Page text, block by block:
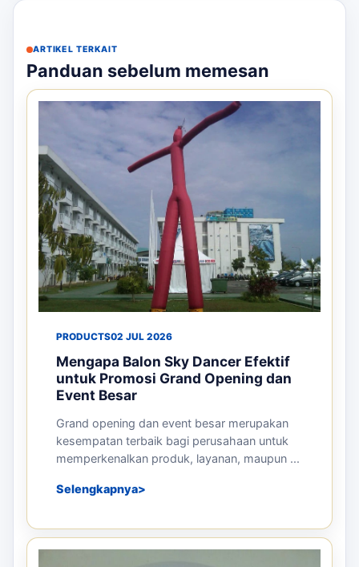
ARTIKEL TERKAIT
Panduan sebelum memesan
PRODUCTS02 JUL 2026
Mengapa Balon Sky Dancer Efektif
untuk Promosi Grand Opening dan
Event Besar
Grand opening dan event besar merupakan
kesempatan terbaik bagi perusahaan untuk
memperkenalkan produk, layanan, maupun ...
Selengkapnya